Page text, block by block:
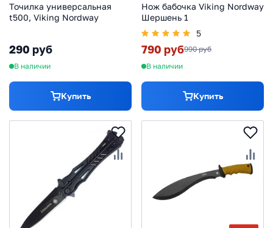
Точилка универсальная
t500, Viking Nordway
290 руб
В наличии
Купить
Нож бабочка Viking Nordway
Шершень 1
5
790 руб990 руб
В наличии
Купить